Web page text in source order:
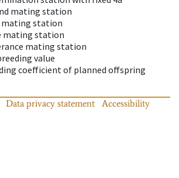
mating station
mating station
mating station
mating station
value
coefficient of planned offspring
Data privacy statement
Accessibility